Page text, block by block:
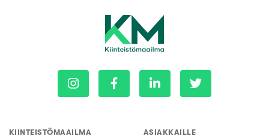
KIINTEISTÖMAAILMA ASIAKKAILLE